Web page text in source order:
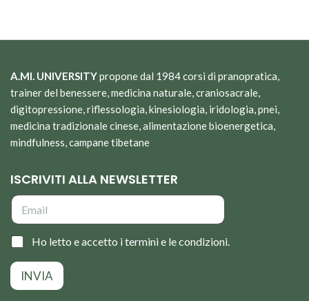
A.MI. UNIVERSITYpropone dal 1984 corsi di pranopratica,
trainer del benessere, medicina naturale, craniosacrale,
digitopressione, riflessologia, kinesiologia, iridologia, pnei,
medicina tradizionale cinese, alimentazione bioenergetica,
mindfulness, campane tibetane
ISCRIVITI ALLA NEWSLETTER
E
a
i
*
C
s
l
Ho letto e accetto i termini e le condizioni.
INVIA